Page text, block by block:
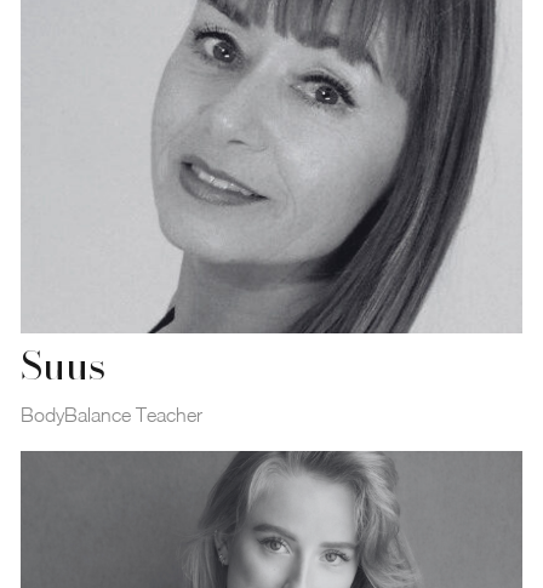
Suus
BodyBalance Teacher